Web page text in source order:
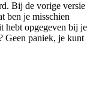
Bij de vorige versie
ben je misschien
hebt opgegeven bij je
Geen paniek, je kunt